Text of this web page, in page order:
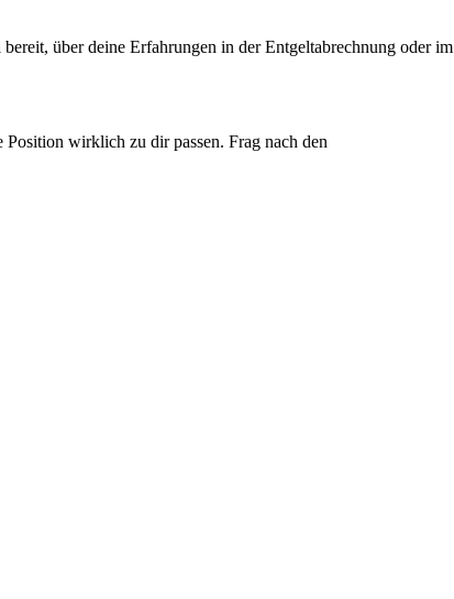
über deine Erfahrungen in der Entgeltabrechnung oder im
wirklich zu dir passen. Frag nach den